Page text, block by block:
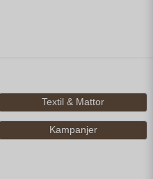
Textil & Mattor
Kampanjer